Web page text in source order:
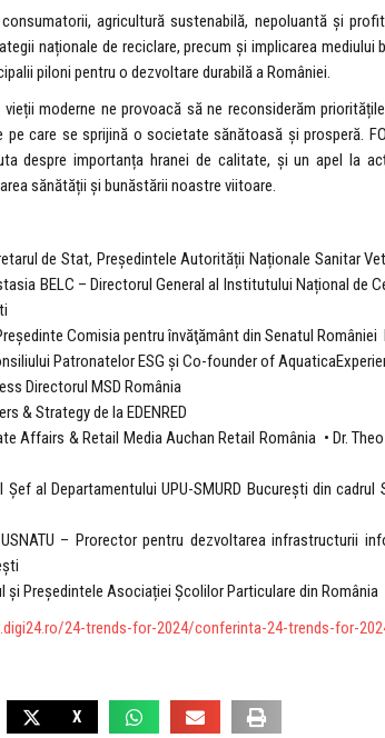
agricultură sustenabilă, nepoluantă și
naționale de reciclare, precum și implicarea mediului
piloni pentru o dezvoltare durabilă a României.
moderne ne provoacă să ne reconsiderăm
care se sprijină o societate sănătoasă și prosperă.
despre importanța hranei de calitate, și un apel la
sănătății și bunăstării noastre viitoare.
de Stat, Președintele Autorității Naționale Sanitar
BELC – Directorul General al Institutului Național de
Comisia pentru învăţământ din Senatul României
Patronatelor ESG și Co-founder of
Directorul MSD România
& Strategy de la EDENRED
Affairs & Retail Media Auchan Retail România • Dr.
Șef al Departamentului UPU-SMURD București din
– Prorector pentru dezvoltarea infrastructurii
și Președintele Asociației Școlilor Particulare din România
24-trends-for-2024/conferinta-24-trends-for-
X